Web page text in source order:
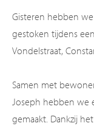
Gisteren hebben
gestoken tijdens
Vondelstraat,
Samen met
Joseph hebben we
gemaakt. Dankzij